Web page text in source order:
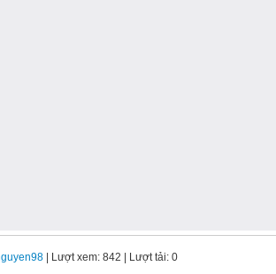
| Lượt xem: 842 | Lượt tải: 0